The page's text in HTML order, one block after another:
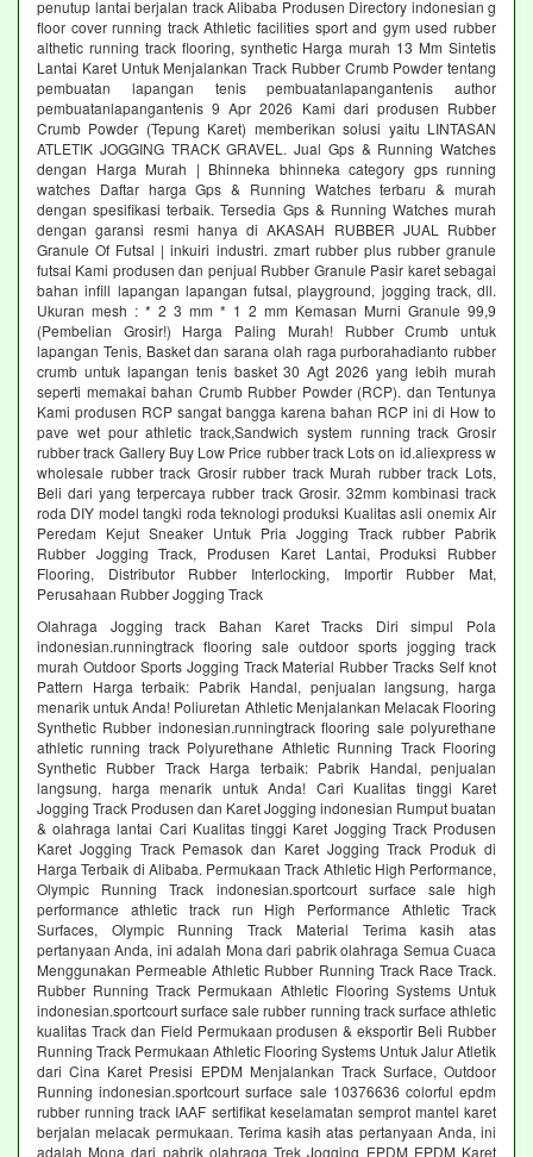
penutup lantai berjalan track Alibaba Produsen Directory indonesian g
floor cover running track Athletic facilities sport and gym used rubber
althetic running track flooring, synthetic Harga murah 13 Mm Sintetis
Lantai Karet Untuk Menjalankan Track Rubber Crumb Powder tentang
pembuatan lapangan tenis pembuatanlapangantenis author
pembuatanlapangantenis 9 Apr 2026 Kami dari produsen Rubber
Crumb Powder (Tepung Karet) memberikan solusi yaitu LINTASAN
ATLETIK JOGGING TRACK GRAVEL. Jual Gps & Running Watches
dengan Harga Murah | Bhinneka bhinneka category gps running
watches Daftar harga Gps & Running Watches terbaru & murah
dengan spesifikasi terbaik. Tersedia Gps & Running Watches murah
dengan garansi resmi hanya di AKASAH RUBBER JUAL Rubber
Granule Of Futsal | inkuiri industri. zmart rubber plus rubber granule
futsal Kami produsen dan penjual Rubber Granule Pasir karet sebagai
bahan infill lapangan lapangan futsal, playground, jogging track, dll.
Ukuran mesh : * 2 3 mm * 1 2 mm Kemasan Murni Granule 99,9
(Pembelian Grosir!) Harga Paling Murah! Rubber Crumb untuk
lapangan Tenis, Basket dan sarana olah raga purborahadianto rubber
crumb untuk lapangan tenis basket 30 Agt 2026 yang lebih murah
seperti memakai bahan Crumb Rubber Powder (RCP). dan Tentunya
Kami produsen RCP sangat bangga karena bahan RCP ini di How to
pave wet pour athletic track,Sandwich system running track Grosir
rubber track Gallery Buy Low Price rubber track Lots on id.aliexpress w
wholesale rubber track Grosir rubber track Murah rubber track Lots,
Beli dari yang terpercaya rubber track Grosir. 32mm kombinasi track
roda DIY model tangki roda teknologi produksi Kualitas asli onemix Air
Peredam Kejut Sneaker Untuk Pria Jogging Track rubber Pabrik
Rubber Jogging Track, Produsen Karet Lantai, Produksi Rubber
Flooring, Distributor Rubber Interlocking, Importir Rubber Mat,
Perusahaan Rubber Jogging Track
Olahraga Jogging track Bahan Karet Tracks Diri simpul Pola
indonesian.runningtrack flooring sale outdoor sports jogging track
murah Outdoor Sports Jogging Track Material Rubber Tracks Self knot
Pattern Harga terbaik: Pabrik Handal, penjualan langsung, harga
menarik untuk Anda! Poliuretan Athletic Menjalankan Melacak Flooring
Synthetic Rubber indonesian.runningtrack flooring sale polyurethane
athletic running track Polyurethane Athletic Running Track Flooring
Synthetic Rubber Track Harga terbaik: Pabrik Handal, penjualan
langsung, harga menarik untuk Anda! Cari Kualitas tinggi Karet
Jogging Track Produsen dan Karet Jogging indonesian Rumput buatan
& olahraga lantai Cari Kualitas tinggi Karet Jogging Track Produsen
Karet Jogging Track Pemasok dan Karet Jogging Track Produk di
Harga Terbaik di Alibaba. Permukaan Track Athletic High Performance,
Olympic Running Track indonesian.sportcourt surface sale high
performance athletic track run High Performance Athletic Track
Surfaces, Olympic Running Track Material Terima kasih atas
pertanyaan Anda, ini adalah Mona dari pabrik olahraga Semua Cuaca
Menggunakan Permeable Athletic Rubber Running Track Race Track.
Rubber Running Track Permukaan Athletic Flooring Systems Untuk
indonesian.sportcourt surface sale rubber running track surface athletic
kualitas Track dan Field Permukaan produsen & eksportir Beli Rubber
Running Track Permukaan Athletic Flooring Systems Untuk Jalur Atletik
dari Cina Karet Presisi EPDM Menjalankan Track Surface, Outdoor
Running indonesian.sportcourt surface sale 10376636 colorful epdm
rubber running track IAAF sertifikat keselamatan semprot mantel karet
berjalan melacak permukaan. Terima kasih atas pertanyaan Anda, ini
adalah Mona dari pabrik olahraga Trek Jogging EPDM EPDM Karet